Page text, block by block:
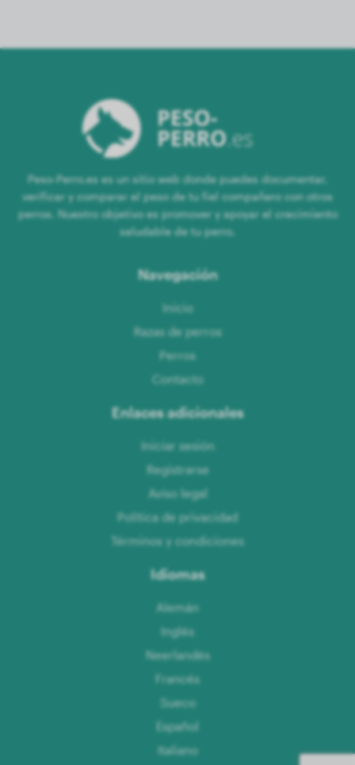
Peso-Perro.es es un sitio web donde puedes documentar,
verificar y comparar el peso de tu fiel compañero con otros
perros. Nuestro objetivo es promover y apoyar el crecimiento
saludable de tu perro.
Navegación
Inicio
Razas de perros
Perros
Contacto
Enlaces adicionales
Iniciar sesión
Registrarse
Aviso legal
Política de privacidad
Términos y condiciones
Idiomas
Alemán
Inglés
Neerlandés
Francés
Sueco
Español
Italiano